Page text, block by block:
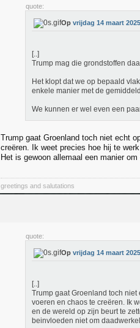
quote:
Op vrijdag 14 maart
[..]
Trump mag die grondstoffen
Het klopt dat we op bepaald
enkele manier met de
We kunnen er wel even een
Trump gaat Groenland toch niet echt
creëren. Ik weet precies hoe hij te
Het is gewoon allemaal een manier
greetings and salutations
quote:
Op vrijdag 14 maart
[..]
Trump gaat Groenland toch
voeren en chaos te creëren. Ik
en de wereld op zijn beurt te
beinvloeden niet om